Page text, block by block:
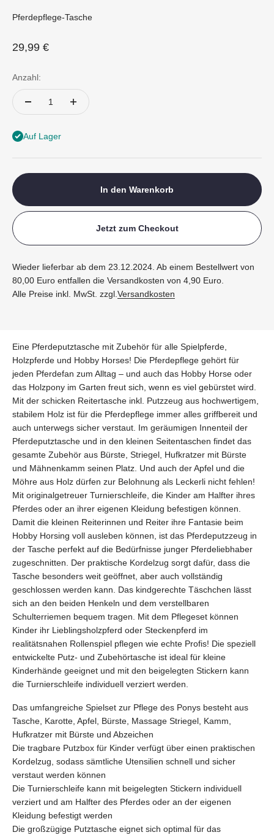
Pferdepflege-Tasche
Angebot
29,99 €
Anzahl:
Auf Lager
In den Warenkorb
Jetzt zum Checkout
Wieder lieferbar ab dem 23.12.2024. Ab einem Bestellwert von
80,00 Euro entfallen die Versandkosten von 4,90 Euro.
Alle Preise inkl. MwSt. zzgl.Versandkosten
Eine Pferdeputztasche mit Zubehör für alle Spielpferde,
Holzpferde und Hobby Horses! Die Pferdepflege gehört für
jeden Pferdefan zum Alltag – und auch das Hobby Horse oder
das Holzpony im Garten freut sich, wenn es viel gebürstet wird.
Mit der schicken Reitertasche inkl. Putzzeug aus hochwertigem,
stabilem Holz ist für die Pferdepflege immer alles griffbereit und
auch unterwegs sicher verstaut. Im geräumigen Innenteil der
Pferdeputztasche und in den kleinen Seitentaschen findet das
gesamte Zubehör aus Bürste, Striegel, Hufkratzer mit Bürste
und Mähnenkamm seinen Platz. Und auch der Apfel und die
Möhre aus Holz dürfen zur Belohnung als Leckerli nicht fehlen!
Mit originalgetreuer Turnierschleife, die Kinder am Halfter ihres
Pferdes oder an ihrer eigenen Kleidung befestigen können.
Damit die kleinen Reiterinnen und Reiter ihre Fantasie beim
Hobby Horsing voll ausleben können, ist das Pferdeputzzeug in
der Tasche perfekt auf die Bedürfnisse junger Pferdeliebhaber
zugeschnitten. Der praktische Kordelzug sorgt dafür, dass die
Tasche besonders weit geöffnet, aber auch vollständig
geschlossen werden kann. Das kindgerechte Täschchen lässt
sich an den beiden Henkeln und dem verstellbaren
Schulterriemen bequem tragen. Mit dem Pflegeset können
Kinder ihr Lieblingsholzpferd oder Steckenpferd im
realitätsnahen Rollenspiel pflegen wie echte Profis! Die speziell
entwickelte Putz- und Zubehörtasche ist ideal für kleine
Kinderhände geeignet und mit den beigelegten Stickern kann
die Turnierschleife individuell verziert werden.
Das umfangreiche Spielset zur Pflege des Ponys besteht aus
Tasche, Karotte, Apfel, Bürste, Massage Striegel, Kamm,
Hufkratzer mit Bürste und Abzeichen
Die tragbare Putzbox für Kinder verfügt über einen praktischen
Kordelzug, sodass sämtliche Utensilien schnell und sicher
verstaut werden können
Die Turnierschleife kann mit beigelegten Stickern individuell
verziert und am Halfter des Pferdes oder an der eigenen
Kleidung befestigt werden
Die großzügige Putztasche eignet sich optimal für das